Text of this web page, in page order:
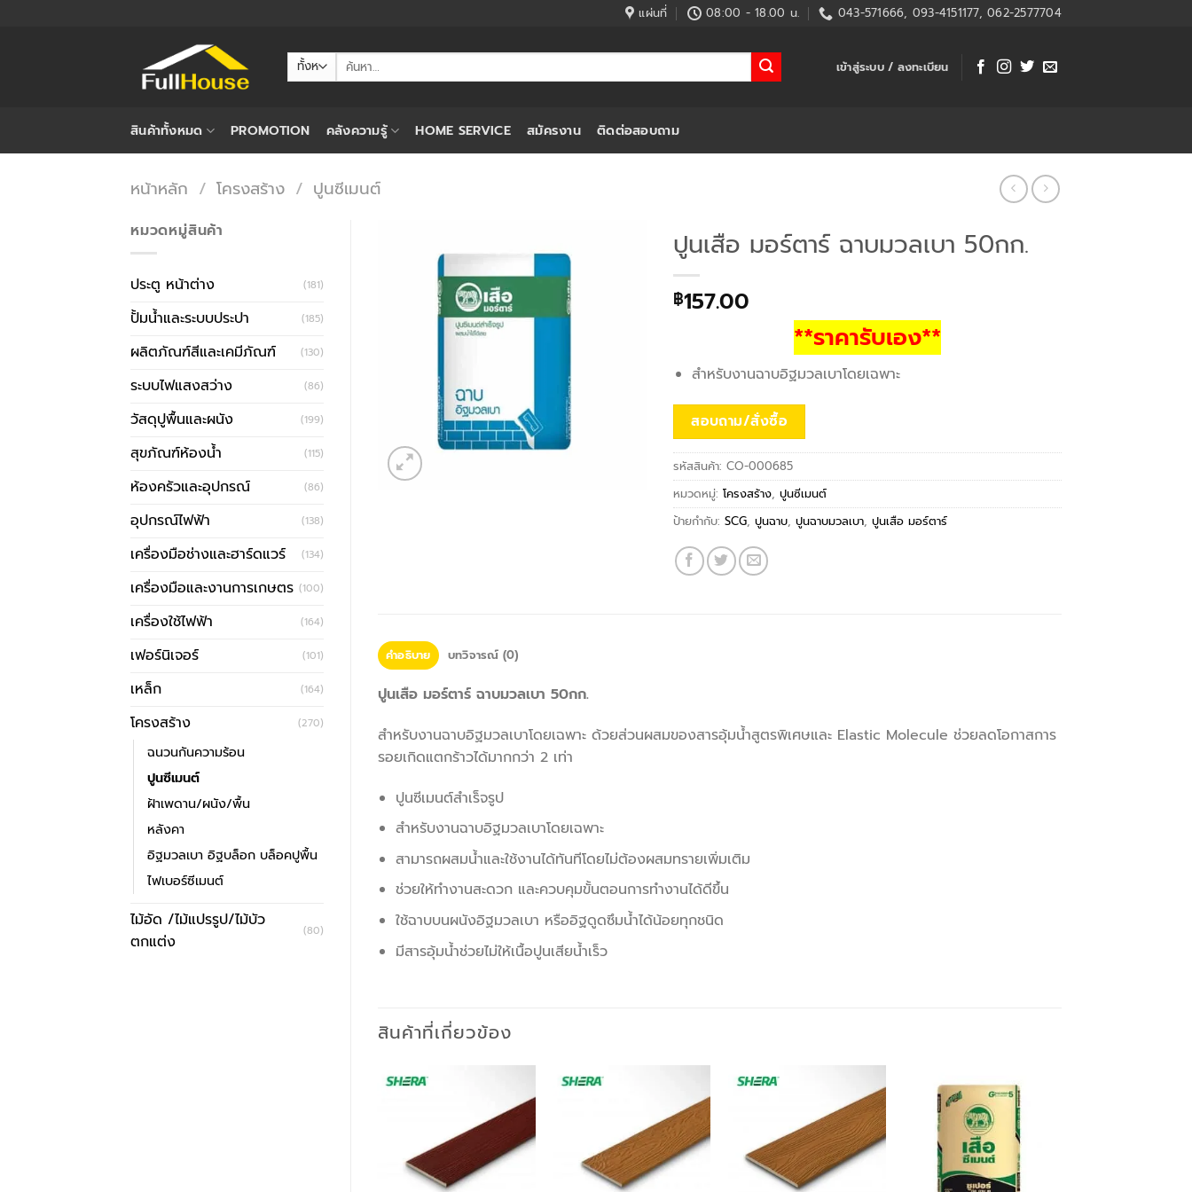
แผ่นที่ 08:00 - 18.00 น. 043-571666, 093-4151177, 062-2577704
ค้นหา: เข้าสู่ระบบ / ลงทะเบียน
สินค้าทั้งหมด PROMOTION คลังความรู้ HOME SERVICE สมัครงาน ติดต่อสอบถาม
หน้าหลัก / โครงสร้าง / ปูนซีเมนต์
หมวดหมู่สินค้า
ประตู หน้าต่าง (181)
ปั้มน้ำและระบบประปา (185)
ผลิตภัณฑ์สีและเคมีภัณฑ์ (130)
ระบบไฟแสงสว่าง (86)
วัสดุปูพื้นและผนัง (199)
สุขภัณฑ์ห้องน้ำ (115)
ห้องครัวและอุปกรณ์ (86)
อุปกรณ์ไฟฟ้า (138)
เครื่องมือช่างและฮาร์ดแวร์ (134)
เครื่องมือและงานการเกษตร (100)
เครื่องใช้ไฟฟ้า (164)
เฟอร์นิเจอร์ (101)
เหล็ก (164)
โครงสร้าง (270)
ฉนวนกันความร้อน
ปูนซีเมนต์
ฝ้าเพดาน/ผนัง/พื้น
หลังคา
อิฐมวลเบา อิฐบล็อก บล็อคปูพื้น
ไฟเบอร์ซีเมนต์
ไม้อัด /ไม้แปรรูป/ไม้บัว
ตกแต่ง
(80)
ปูนเสือ มอร์ตาร์ ฉาบมวลเบา 50กก.
฿157.00
**ราคารับเอง**
สำหรับงานฉาบอิฐมวลเบาโดยเฉพาะ
สอบถาม/สั่งซื้อ
รหัสสินค้า:CO-000685
หมวดหมู่:โครงสร้าง,ปูนซีเมนต์
ป้ายกำกับ:SCG,ปูนฉาบ,ปูนฉาบมวลเบา,ปูนเสือ มอร์ตาร์
คำอธิบาย บทวิจารณ์ (0)
ปูนเสือ มอร์ตาร์ ฉาบมวลเบา 50กก.
สำหรับงานฉาบอิฐมวลเบาโดยเฉพาะ ด้วยส่วนผสมของสารอุ้มน้ำสูตรพิเศษและ Elastic Molecule ช่วยลดโอกาสการ
รอยเกิดแตกร้าวได้มากกว่า 2 เท่า
ปูนซีเมนต์สำเร็จรูป
สำหรับงานฉาบอิฐมวลเบาโดยเฉพาะ
สามารถผสมน้ำและใช้งานได้ทันทีโดยไม่ต้องผสมทรายเพิ่มเติม
ช่วยให้ทำงานสะดวก และควบคุมขั้นตอนการทำงานได้ดีขึ้น
ใช้ฉาบบนผนังอิฐมวลเบา หรืออิฐดูดซึมน้ำได้น้อยทุกชนิด
มีสารอุ้มน้ำช่วยไม่ให้เนื้อปูนเสียน้ำเร็ว
สินค้าที่เกี่ยวข้อง